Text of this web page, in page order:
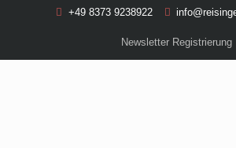
+49 8373 9238922
Newsletter Registrierung